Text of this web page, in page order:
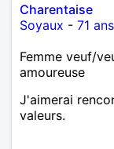
Charentaise
Soyaux - 71 ans
Femme veuf/
amoureuse
J'aimerai
valeurs.